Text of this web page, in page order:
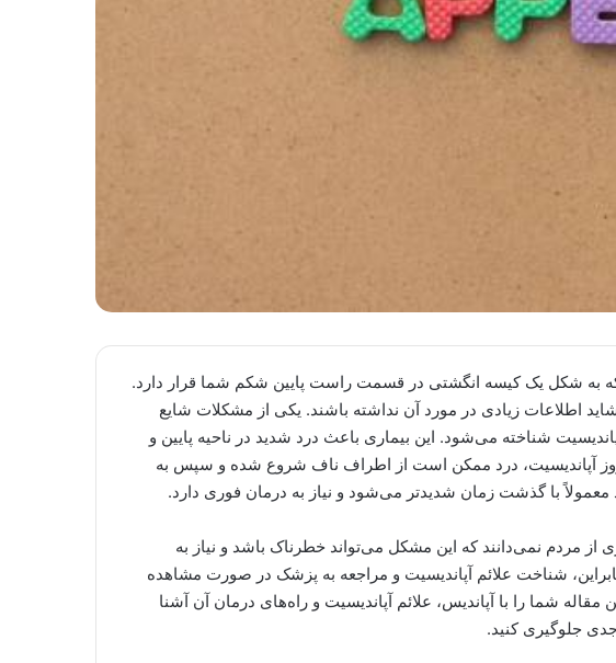
به شکل یک کیسه انگشتی در قسمت راست پایین شکم شما قرار دارد.
شاید اطلاعات زیادی در مورد آن نداشته باشند. یکی از مشکلات شایع
شناخته می‌شود. این بیماری باعث درد شدید در ناحیه پایین و
آپاندیسیت، درد ممکن است از اطراف ناف شروع شده و سپس به
با گذشت زمان شدیدتر می‌شود و نیاز به درمان فوری دارد.
از مردم نمی‌دانند که این مشکل می‌تواند خطرناک باشد و نیاز به
شناخت علائم آپاندیسیت و مراجعه به پزشک در صورت مشاهده
شما را با آپاندیس، علائم آپاندیسیت و راه‌های درمان آن آشنا
جدی جلوگیری کنید.